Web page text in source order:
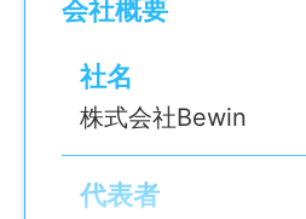
・ドライバー
・六⾓レンチ
・ペンチ
・ニッパー など
会社概要
社名
株式会社Bewin
代表者